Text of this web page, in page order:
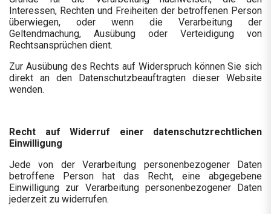
Interessen, Rechten und Freiheiten der betroffenen Person
überwiegen, oder wenn die Verarbeitung der
Geltendmachung, Ausübung oder Verteidigung von
Rechtsansprüchen dient.
Zur Ausübung des Rechts auf Widerspruch können Sie sich
direkt an den Datenschutzbeauftragten dieser Website
wenden.
Recht auf Widerruf einer datenschutzrechtlichen
Einwilligung
Jede von der Verarbeitung personenbezogener Daten
betroffene Person hat das Recht, eine abgegebene
Einwilligung zur Verarbeitung personenbezogener Daten
jederzeit zu widerrufen.